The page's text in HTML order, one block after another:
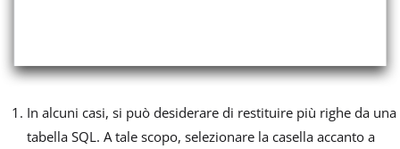
In alcuni casi, si può desiderare di restituire più righe da una
tabella SQL. A tale scopo, selezionare la casella accanto a